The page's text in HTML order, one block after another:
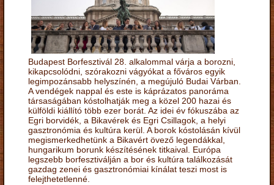
Budapest Borfesztivál 28. alkalommal várja a borozni,
kikapcsolódni, szórakozni vágyókat a főváros egyik
legimpozánsabb helyszínén, a megújuló Budai Várban.
A vendégek nappal és este is káprázatos panoráma
társaságában kóstolhatják meg a közel 200 hazai és
külföldi kiállító több ezer borát. Az idei év fókuszába az
Egri borvidék, a Bikavérek és Egri Csillagok, a helyi
gasztronómia és kultúra kerül. A borok kóstolásán kívül
megismerkedhetünk a Bikavért övező legendákkal,
hungarikum borunk készítésének titkaival. Európa
legszebb borfesztiválján a bor és kultúra találkozását
gazdag zenei és gasztronómiai kínálat teszi most is
felejthetetlenné.